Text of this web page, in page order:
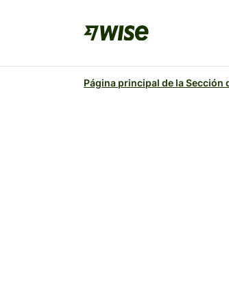
Página principal de la Sección